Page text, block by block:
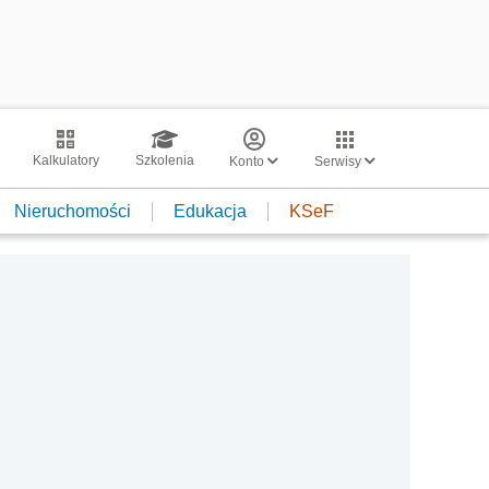
Kalkulatory Szkolenia Konto Serwisy
Nieruchomości Edukacja KSeF